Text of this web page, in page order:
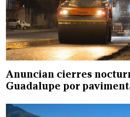
Anuncian cierres
Guadalupe por